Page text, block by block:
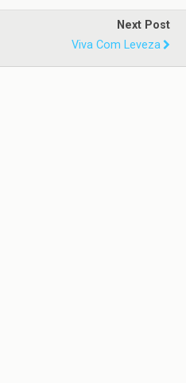
Next Post
Viva Com Leveza